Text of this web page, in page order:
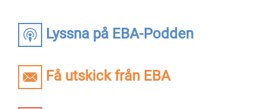
Lyssna på EBA-Podden
Få utskick från EBA